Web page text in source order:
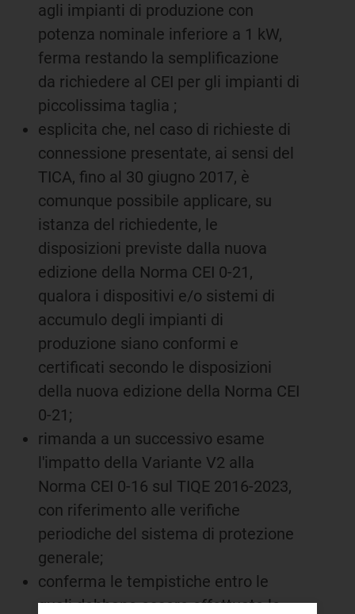
agli impianti di produzione con
potenza nominale inferiore a 1 kW,
ferma restando la semplificazione
da richiedere al CEI per gli impianti di
piccolissima taglia ;
esplicita che, nel caso di richieste di
connessione presentate, ai sensi del
TICA, fino al 30 giugno 2017, è
comunque possibile applicare, su
istanza del richiedente, le
disposizioni previste dalla nuova
edizione della Norma CEI 0-21,
qualora i dispositivi e/o sistemi di
accumulo degli impianti di
produzione siano conformi e
certificati secondo le disposizioni
della nuova edizione della Norma CEI
0-21;
rimanda a un successivo esame
l'impatto della Variante V2 alla
Norma CEI 0-16 sul TIQE 2016-2023,
con riferimento alle verifiche
periodiche del sistema di protezione
generale;
conferma le tempistiche entro le
quali debbano essere effettuate le